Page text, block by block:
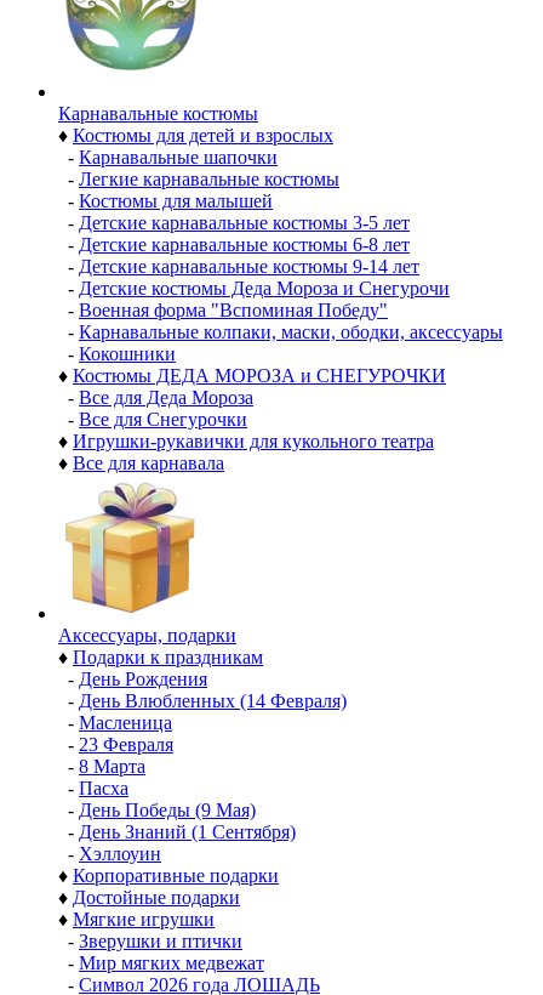
Карнавальные костюмы
♦ Костюмы для детей и взрослых
- Карнавальные шапочки
- Легкие карнавальные костюмы
- Костюмы для малышей
- Детские карнавальные костюмы 3-5 лет
- Детские карнавальные костюмы 6-8 лет
- Детские карнавальные костюмы 9-14 лет
- Детские костюмы Деда Мороза и Снегурочи
- Военная форма "Вспоминая Победу"
- Карнавальные колпаки, маски, ободки, аксессуары
- Кокошники
♦ Костюмы ДЕДА МОРОЗА и СНЕГУРОЧКИ
- Все для Деда Мороза
- Все для Снегурочки
♦ Игрушки-рукавички для кукольного театра
♦ Все для карнавала
Аксессуары, подарки
♦ Подарки к праздникам
- День Рождения
- День Влюбленных (14 Февраля)
- Масленица
- 23 Февраля
- 8 Марта
- Пасха
- День Победы (9 Мая)
- День Знаний (1 Сентября)
- Хэллоуин
♦ Корпоративные подарки
♦ Достойные подарки
♦ Мягкие игрушки
- Зверушки и птички
- Мир мягких медвежат
- Символ 2026 года ЛОШАДЬ